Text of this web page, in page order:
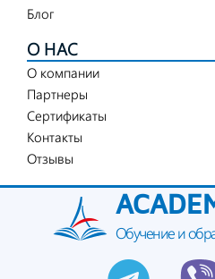
Блог
О НАС
О компании
Партнеры
Сертификаты
Контакты
Отзывы
Обучение и